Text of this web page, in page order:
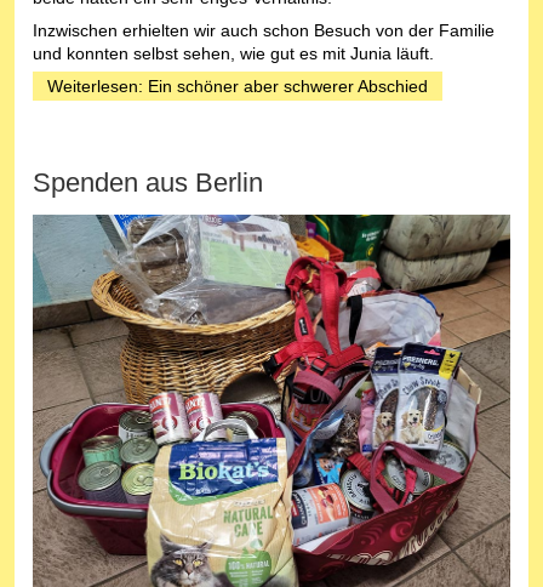
Inzwischen erhielten wir auch schon Besuch von der Familie
und konnten selbst sehen, wie gut es mit Junia läuft.
Weiterlesen: Ein schöner aber schwerer Abschied
Spenden aus Berlin